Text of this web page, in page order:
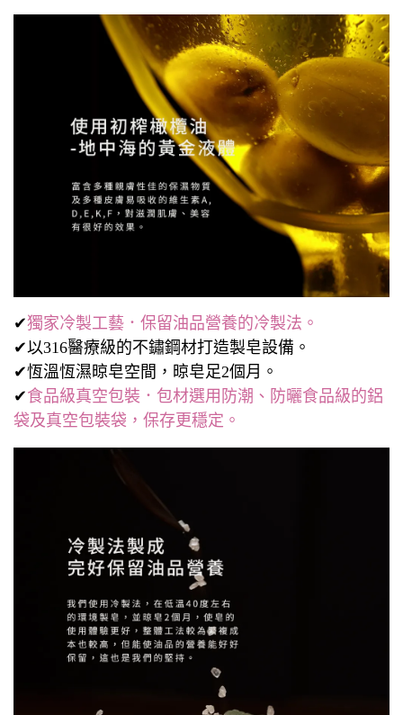
✔獨家冷製工藝．保留油品營養的冷製法。
✔以316醫療級的不鏽鋼材打造製皂設備。
✔恆溫恆濕晾皂空間，晾皂足2個月。
✔食品級真空包裝．包材選用防潮、防曬食品級的鋁
袋及真空包裝袋，保存更穩定。